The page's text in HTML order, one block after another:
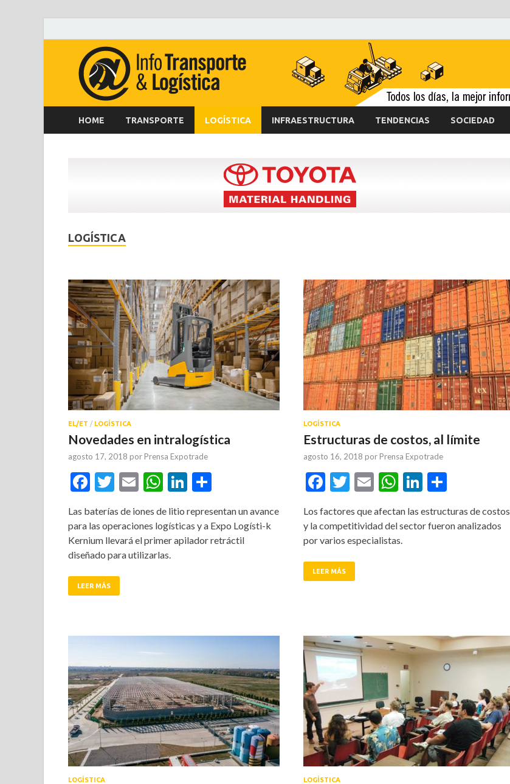
HOME TRANSPORTE LOGÍSTICA INFRAESTRUCTURA TENDENCIAS SOCIEDAD
LOGÍSTICA
EL/ET / LOGÍSTICA
Novedades en intralogística
agosto 17, 2018 por Prensa Expotrade
Facebook
Twitter
EmailWhatsApp
LinkedIn
Las baterías de iones de litio representan un avance
para las operaciones logísticas y a Expo Logísti-k
Kernium llevará el primer apilador retráctil
diseñado para utilizarlas.
LEER MÁS
LOGÍSTICA
Estructuras de costos, al límite
agosto 16, 2018 por Prensa Expotrade
Facebook
Twitter
EmailWhatsApp
LinkedIn
Los factores que afectan las estructuras de costos
y la competitividad del sector fueron analizados
por varios especialistas.
LEER MÁS
LOGÍSTICA LOGÍSTICA